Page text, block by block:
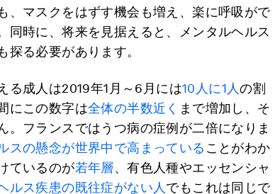
、マスクをはずす機会も増え、楽に呼吸がで
同時に、将来を見据えると、メンタルヘルス
る必要があります。
る成人は2019年1月～6月には10人に1人の割
にこの数字は全体の半数近く まで増加し、そ
。フランスではうつ病の症例が二倍になりま
スの懸念が世界中で高まっている ことがわか
ているのが若年層、有色人種やエッセンシャ
ルス疾患の既往症がない人 でもこれは同じで